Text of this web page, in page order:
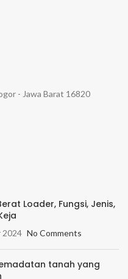
- Jawa Barat 16820
Loader, Fungsi, Jenis,
2024 No Comments
tanah yang